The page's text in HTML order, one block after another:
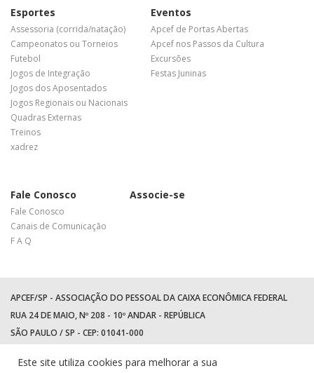
Esportes
Assessoria (corrida/natação)
Campeonatos ou Torneios
Futebol
Jogos de Integração
Jogos dos Aposentados
Jogos Regionais ou Nacionais
Quadras Externas
Treinos
xadrez
Eventos
Apcef de Portas Abertas
Apcef nos Passos da Cultura
Excursões
Festas Juninas
Fale Conosco
Fale Conosco
Canais de Comunicação
F A Q
Associe-se
APCEF/SP - ASSOCIAÇÃO DO PESSOAL DA CAIXA ECONÔMICA FEDERAL
RUA 24 DE MAIO, Nº 208 - 10º ANDAR - REPÚBLICA
SÃO PAULO / SP - CEP: 01041-000
WhatsApp: (11) 94597-5758
Este site utiliza cookies para melhorar a sua